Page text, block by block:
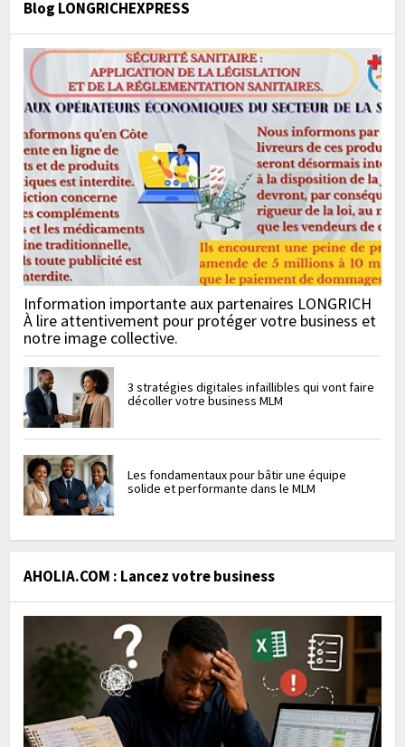
Blog LONGRICHEXPRESS
Information importante aux partenaires LONGRICH
À lire attentivement pour protéger votre business et
notre image collective.
3 stratégies digitales infaillibles qui vont faire
décoller votre business MLM
Les fondamentaux pour bâtir une équipe
solide et performante dans le MLM
AHOLIA.COM : Lancez votre business